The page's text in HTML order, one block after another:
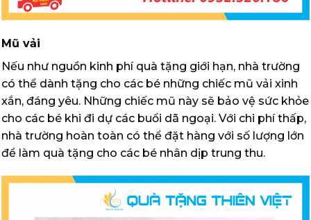
Mũ vải
Nếu như nguồn kinh phí quà tặng giới hạn, nhà trường
có thể dành tặng cho các bé những chiếc mũ vải xinh
xắn, đáng yêu. Những chiếc mũ này sẽ bảo vệ sức khỏe
cho các bé khi đi dự các buổi dã ngoại. Với chi phí thấp,
nhà trường hoàn toàn có thể đặt hàng với số lượng lớn
để làm quà tặng cho các bé nhân dịp trung thu.